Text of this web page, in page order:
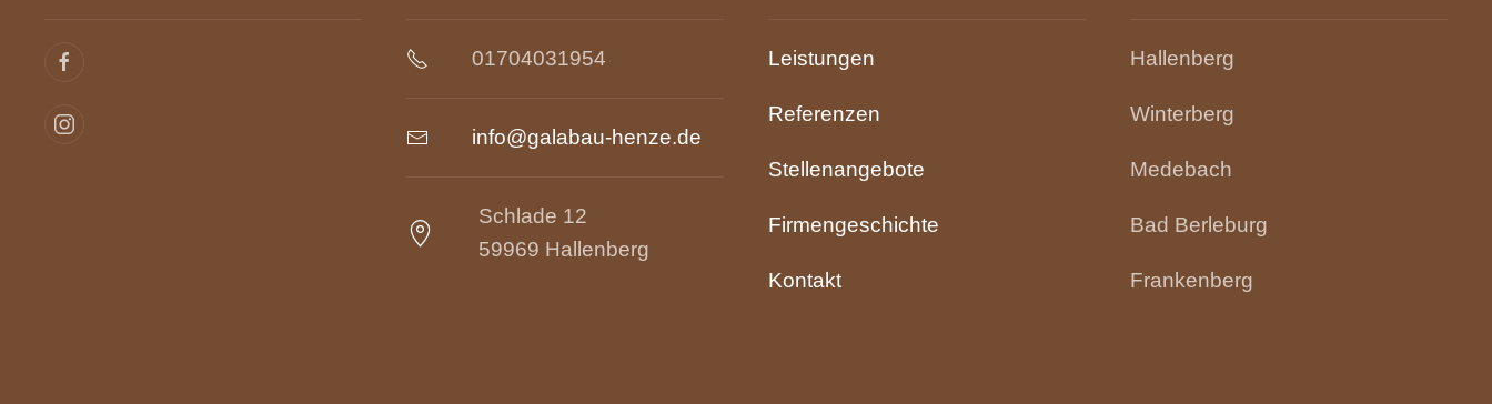
01704031954
info@galabau-henze.de
Schlade 12
59969 Hallenberg
Leistungen
Referenzen
Stellenangebote
Firmengeschichte
Kontakt
Hallenberg
Winterberg
Medebach
Bad Berleburg
Frankenberg